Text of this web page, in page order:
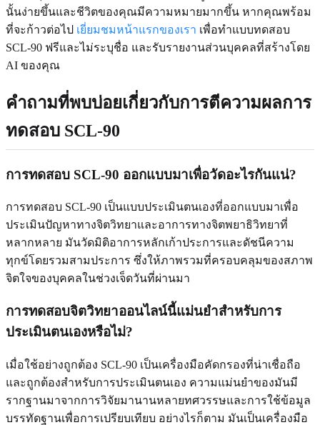
นั้นง่ายขึ้นและชีวิตของคุณมีความหมายมากขึ้น หากคุณพร้อม
ที่จะก้าวต่อไป เยี่ยมชมหน้าแรกของเรา เพื่อทำแบบทดสอบ
SCL-90 ฟรีและไม่ระบุชื่อ และรับรายงานส่วนบุคคลที่สร้างโดย
AI ของคุณ
คำถามที่พบบ่อยเกี่ยวกับการตีความผลการ
ทดสอบ SCL-90
การทดสอบ SCL-90 ออกแบบมาเพื่อวัดอะไรกันแน่?
การทดสอบ SCL-90 เป็นแบบประเมินตนเองที่ออกแบบมาเพื่อ
ประเมินปัญหาทางจิตวิทยาและอาการทางจิตพยาธิวิทยาที่
หลากหลาย มันวัดมิติอาการหลักเก้าประการและดัชนีความ
ทุกข์โดยรวมสามประการ ซึ่งให้ภาพรวมที่ครอบคลุมของสภาพ
จิตใจของบุคคลในช่วงเจ็ดวันที่ผ่านมา
การทดสอบจิตวิทยาออนไลน์นี้แม่นยำสำหรับการ
ประเมินตนเองหรือไม่?
เมื่อใช้อย่างถูกต้อง SCL-90 เป็นเครื่องมือคัดกรองที่น่าเชื่อถือ
และถูกต้องสำหรับการประเมินตนเอง ความแม่นยำของมันมี
รากฐานมาจากการวิจัยมานานหลายทศวรรษและการใช้ข้อมูล
บรรทัดฐานเพื่อการเปรียบเทียบ อย่างไรก็ตาม มันเป็นเครื่องมือ